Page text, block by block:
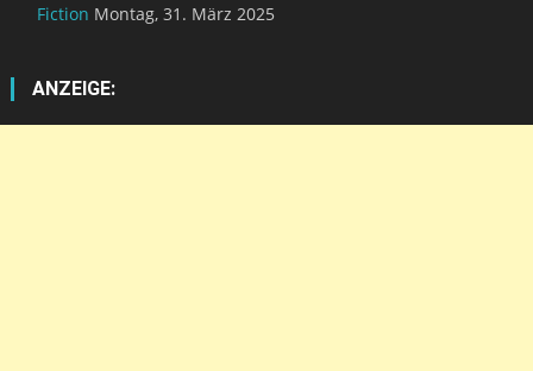
Fiction Montag, 31. März 2025
ANZEIGE: